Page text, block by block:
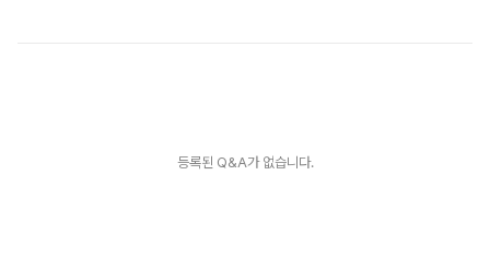
등록된 Q&A가 없습니다.